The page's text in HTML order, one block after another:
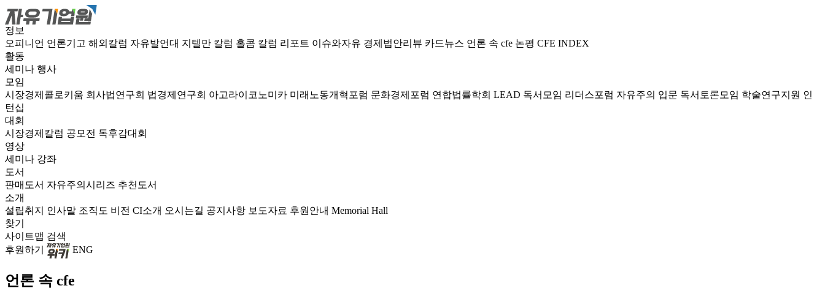
정보
오피니언 언론기고 해외칼럼 자유발언대 지텔만 칼럼 홀콤 칼럼 리포트 이슈와자유 경제법안리뷰 카드뉴스 언론 속 cfe 논평 CFE INDEX
활동
세미나 행사
모임
시장경제콜로키움 회사법연구회 법경제연구회 아고라이코노미카 미래노동개혁포럼 문화경제포럼 연합법률학회 LEAD 독서모임 리더스포럼 자유주의 입문 독서토론모임 학술연구지원 인
턴십
대회
시장경제칼럼 공모전 독후감대회
영상
세미나 강좌
도서
판매도서 자유주의시리즈 추천도서
소개
설립취지 인사말 조직도 비전 CI소개 오시는길 공지사항 보도자료 후원안내 Memorial Hall
찾기
사이트맵 검색
후원하기
ENG
언론 속 cfe